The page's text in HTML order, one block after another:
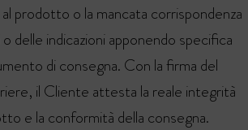
al prodotto o la mancata corrispondenza
delle indicazioni apponendo specifica
di consegna. Con la firma del
il Cliente attesta la reale integrità
e la conformità della consegna.